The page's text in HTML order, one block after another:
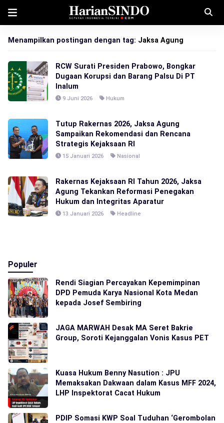
Menampilkan postingan dengan tag: Jaksa Agung
RCW Surati Presiden Prabowo, Bongkar
Dugaan Korupsi dan Barang Palsu Di PT
Inalum
9 Juni 2026 Hukum
Tutup Rakernas 2026, Jaksa Agung
Sampaikan Rekomendasi dan Rencana
Strategis Kejaksaan RI
15 Januari 2026 Nasional
Rakernas Kejaksaan RI Tahun 2026, Jaksa
Agung Tekankan Reformasi Penegakan
Hukum dan Integritas Aparatur
13 Januari 2026 Headline
Populer
Rendi Siagian Percayakan Kepemimpinan
DPD Pemuda Karya Nasional Kota Medan
kepada Josef Sembiring
JAGA MARWAH Desak MA Seret Bakrie
Group, Soroti Kejanggalan Vonis Kasus PET
Kuasa Hukum Benny Nasution : JPU
Memaksakan Dakwaan dalam Kasus MFF 2024,
LHP Inspektorat Cacat Hukum
PDIP Somasi KWP Soal Tuduhan ‘Gerombolan